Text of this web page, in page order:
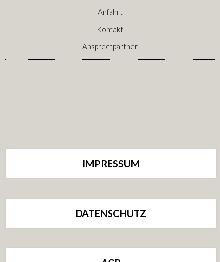
Anfahrt
Kontakt
Ansprechpartner
IMPRESSUM
DATENSCHUTZ